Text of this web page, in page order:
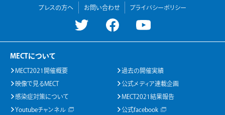
プレスの方へ お問い合わせ プライバシーポリシー
MECTについて
MECT2021開催概要 過去の開催実績
映像で見るMECT 公式メディア連載企画
感染症対策について MECT2021結果報告
Youtubeチャンネル 公式facebook